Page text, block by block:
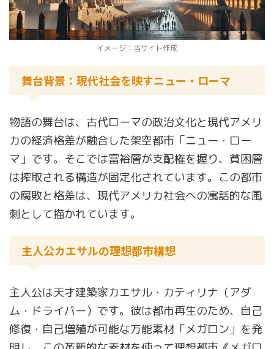
イメージ：当サイト作成
舞台背景：現代社会を映すニュー・ローマ
物語の舞台は、古代ローマの政治文化と現代アメリ
カの経済格差が融合した架空都市「ニュー・ロー
マ」です。そこでは富裕層が支配権を握り、貧困層
は搾取される構造が固定化されています。この都市
の腐敗と格差は、現代アメリカ社会への寓話的な風
刺として描かれています。
主人公カエサルの理想都市構想
主人公は天才建築家カエサル・カティリナ（アダ
ム・ドライバー）です。彼は都市再生のため、自己
修復・自己増殖が可能な万能素材「メガロン」を発